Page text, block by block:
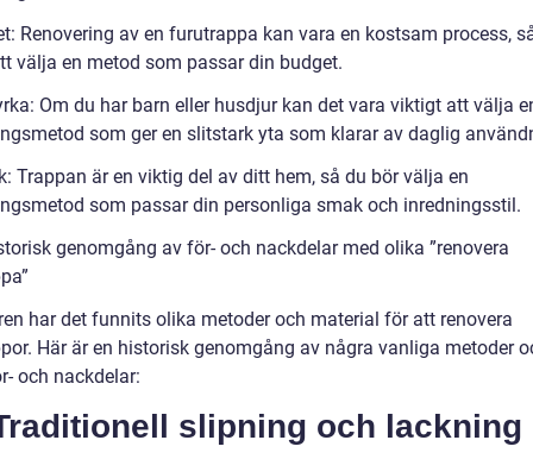
Renovering av en furutrappa kan vara en kostsam process,
välja en metod som passar din budget.
Om du har barn eller husdjur kan det vara viktigt att välja
som ger en slitstark yta som klarar av daglig
Trappan är en viktig del av ditt hem, så du bör välja en
som passar din personliga smak och inredningsstil.
genomgång av för- och nackdelar med olika ”renovera
har det funnits olika metoder och material för att renovera
Här är en historisk genomgång av några vanliga metoder
och nackdelar:
slipning och lackning